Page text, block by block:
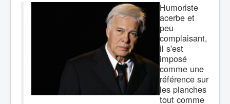
Humoriste
acerbe et
peu
complaisant,
il s'est
imposé
comme une
référence sur
les planches
tout comme